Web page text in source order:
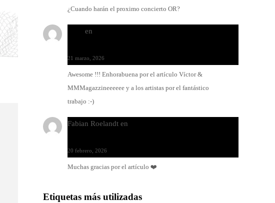
¿Cuando harán el proximo concierto OR?
en
21 marzo, 2026
Awesome !!! Enhorabuena por el artículo Víctor &
MMMagazzineeeeee y a los artistas por el fantástico
trabajo :-)
Fabian Roelandt en
20 febrero, 2026
Muchas gracias por el artículo ❤️
Etiquetas más utilizadas